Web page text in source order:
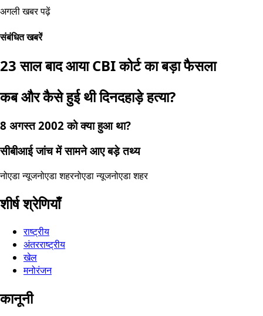
अगली खबर पढ़ें
संबंधित खबरें
23 साल बाद आया CBI कोर्ट का बड़ा फैसला
कब और कैसे हुई थी दिनदहाड़े हत्या?
8 अगस्त 2002 को क्या हुआ था?
सीबीआई जांच में सामने आए बड़े तथ्य
नोएडा न्यूजनोएडा शहरनोएडा न्यूजनोएडा शहर
शीर्ष श्रेणियाँ
राष्ट्रीय
अंतरराष्ट्रीय
खेल
मनोरंजन
कानूनी